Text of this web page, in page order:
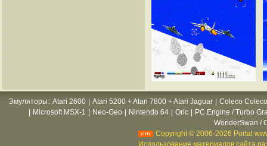
Эмуляторы : Atari 2600 Atari 5200 + Atari 7800 + Atari Jaguar
Coleco
Microsoft MSX-1 Neo-Geo Nintendo 64 Oric
PC Engine / Turbo
WonderSwan /
Copyright © 2006-2026 Portal
Использование материалов сайта